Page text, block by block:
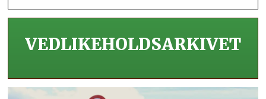
VEDLIKEHOLDS­ARKIVET